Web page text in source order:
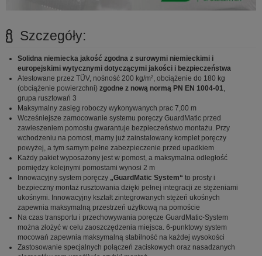
Szczegóły:
Solidna niemiecka jakość zgodna z surowymi niemieckimi i
europejskimi wytycznymi dotyczącymi jakości i bezpieczeństwa
Atestowane przez TÜV, nośność 200 kg/m², obciążenie do 180 kg
(obciążenie powierzchni) zgodne z nową normą PN EN 1004-01
grupa rusztowań 3
Maksymalny zasięg roboczy wykonywanych prac 7,00 m
Wcześniejsze zamocowanie systemu poręczy GuardMatic przed
zawieszeniem pomostu gwarantuje bezpieczeństwo montażu. Przy
wchodzeniu na pomost, mamy już zainstalowany komplet poręczy
powyżej, a tym samym pełne zabezpieczenie przed upadkiem
Każdy pakiet wyposażony jest w pomost, a maksymalna odległość
pomiędzy kolejnymi pomostami wynosi 2 m
Innowacyjny system poręczy „GuardMatic System“ to prosty i
bezpieczny montaż rusztowania dzięki pełnej integracji ze stężeniami
ukośnymi. Innowacyjny kształt zintegrowanych stężeń ukośnych
zapewnia maksymalną przestrzeń użytkową na pomoście
Na czas transportu i przechowywania poręcze GuardMatic-System
można złożyć w celu zaoszczędzenia miejsca. 6-punktowy system
mocowań zapewnia maksymalną stabilność na każdej wysokości
Zastosowanie specjalnych połączeń zaciskowych oraz nasadzanych